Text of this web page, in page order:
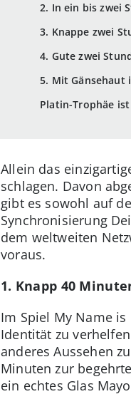
2. In ein bis zwei
3. Knappe zwei
4. Gute zwei
5. Mit Gänsehaut
Platin-Trophäe
Allein das
schlagen. Davon
gibt es sowohl auf
Synchronisierung
dem weltweiten
voraus.
1. Knapp 40
Im Spiel My Name
Identität zu
anderes Aussehen
Minuten zur
ein echtes Glas